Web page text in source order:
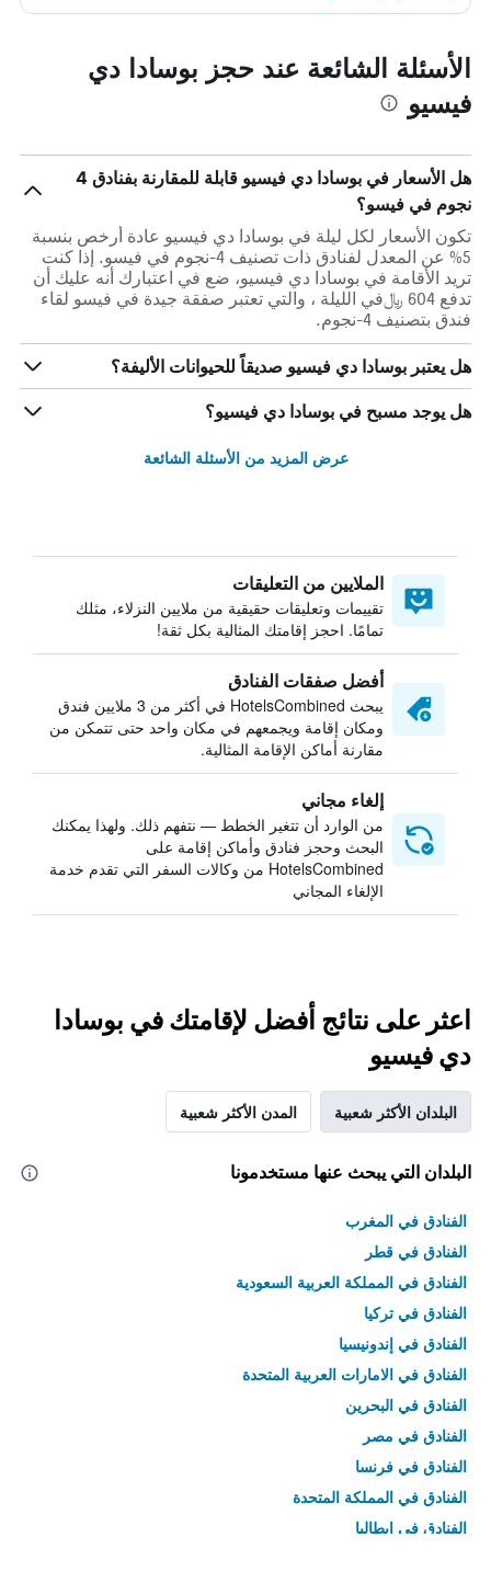
الأسئلة الشائعة عند حجز بوسادا دي
فيسيو
هل الأسعار في بوسادا دي فيسيو قابلة للمقارنة بفنادق 4
نجوم في فيسو؟
تكون الأسعار لكل ليلة في بوسادا دي فيسيو عادة أرخص بنسبة
5% عن المعدل لفنادق ذات تصنيف 4-نجوم في فيسو. إذا كنت
تريد الأقامة في بوسادا دي فيسيو، ضع في اعتبارك أنه عليك أن
تدفع 604 ﷼في الليلة ، والتي تعتبر صفقة جيدة في فيسو لقاء
فندق بتصنيف 4-نجوم.
هل يعتبر بوسادا دي فيسيو صديقاً للحيوانات الأليفة؟
هل يوجد مسبح في بوسادا دي فيسيو؟
عرض المزيد من الأسئلة الشائعة
الملايين من التعليقات
تقييمات وتعليقات حقيقية من ملايين النزلاء، مثلك
تمامًا. احجز إقامتك المثالية بكل ثقة!
أفضل صفقات الفنادق
يبحث HotelsCombined في أكثر من 3 ملايين فندق
ومكان إقامة ويجمعهم في مكان واحد حتى تتمكن من
مقارنة أماكن الإقامة المثالية.
إلغاء مجاني
من الوارد أن تتغير الخطط — نتفهم ذلك. ولهذا يمكنك
البحث وحجز فنادق وأماكن إقامة على
HotelsCombined من وكالات السفر التي تقدم خدمة
الإلغاء المجاني
اعثر على نتائج أفضل لإقامتك في بوسادا
دي فيسيو
البلدان الأكثر شعبية المدن الأكثر شعبية
البلدان التي يبحث عنها مستخدمونا
الفنادق في المغرب
الفنادق في قطر
الفنادق في المملكة العربية السعودية
الفنادق في تركيا
الفنادق في إندونيسيا
الفنادق في الامارات العربية المتحدة
الفنادق في البحرين
الفنادق في مصر
الفنادق في فرنسا
الفنادق في المملكة المتحدة
الفنادق في إيطاليا